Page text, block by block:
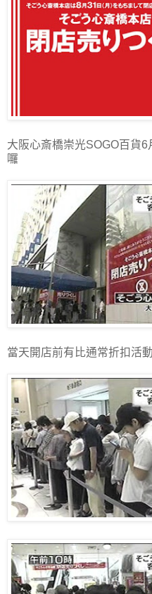
大阪心斎橋崇光SOGO百貨
囉
當天開店前有比通常折扣活